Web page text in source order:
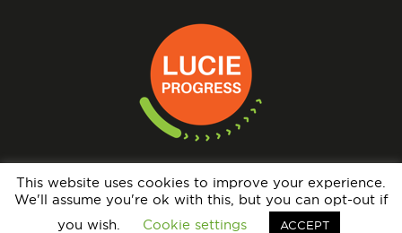
N° IMMATRICULATION OPÉRATEUR DE VOYAGES : IM069140005 - GARANTIE
FINANCIÈRE : APST - BRCP : HISCOX EUROPE UNDERWRITING LIMITED
This website uses cookies to improve your experience.
We'll assume you're ok with this, but you can opt-out if
you wish.
Cookie settings ACCEPT